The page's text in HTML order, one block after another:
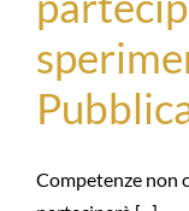
Competenze non